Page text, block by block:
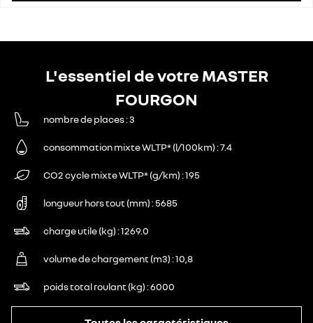
L'essentiel de votre MASTER
FOURGON
nombre de places 3
consommation mixte WLTP* (l/100km) 7.4
CO2 cycle mixte WLTP* (g/km) 195
longueur hors tout (mm) 5685
charge utile (kg) 1269.0
volume de chargement (m3) 10,8
poids total roulant (kg) 6000